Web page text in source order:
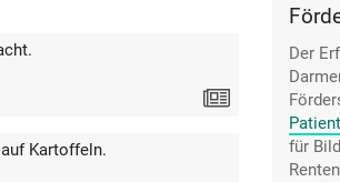
Kartoffeln.
Der
für